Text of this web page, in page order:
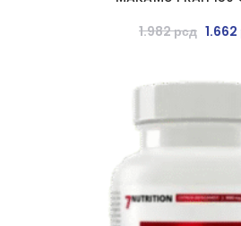
1.982рсд 1.662